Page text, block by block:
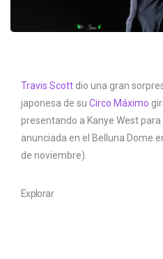
Travis Scott dio una gran
japonesa de su Circo Máximo
presentando a Kanye West
anunciada en el Belluna Dome
de noviembre).
Explorar